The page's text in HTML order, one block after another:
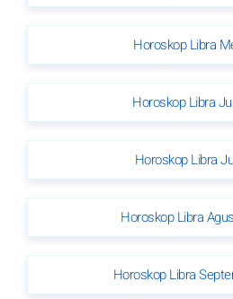
Horoskop Libra
Horoskop Libra
Horoskop Libra
Horoskop Libra
Horoskop Libra